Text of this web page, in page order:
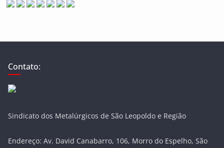
Contato:
Sindicato dos Metalúrgicos de São Leopoldo e Região
Endereço: Av. David Canabarro, 106, Morro do Espelho, São